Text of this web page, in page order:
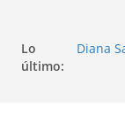
contenido
Lo
último:
Diana